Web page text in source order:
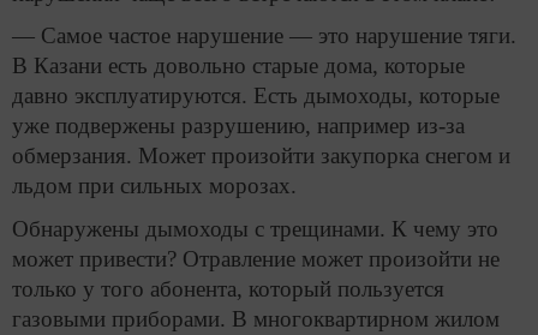
— Самое частое нарушение — это нарушение тяги.
В Казани есть довольно старые дома, которые
давно эксплуатируются. Есть дымоходы, которые
уже подвержены разрушению, например из-за
обмерзания. Может произойти закупорка снегом и
льдом при сильных морозах.
Обнаружены дымоходы с трещинами. К чему это
может привести? Отравление может произойти не
только у того абонента, который пользуется
газовыми приборами. В многоквартирном жилом